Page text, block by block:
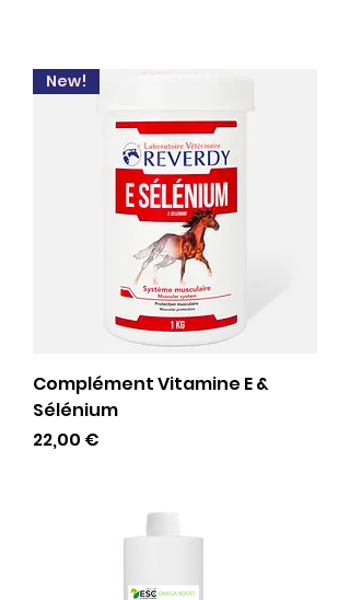
New!
Complément Vitamine E &
Sélénium
Preis
22,00 €